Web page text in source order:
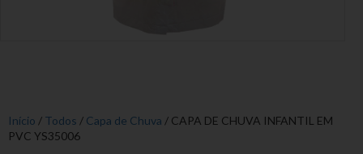
Início / Todos / Capa de Chuva / CAPA DE CHUVA INFANTIL EM
PVC YS35006